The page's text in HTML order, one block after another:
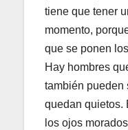
tiene que tener
momento,
que se ponen
Hay hombres
también pueden
quedan quietos.
los ojos